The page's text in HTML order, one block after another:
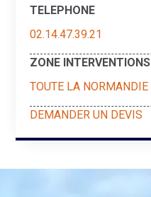
TELEPHONE
02.14.47.39.21
ZONE INTERVENTIONS
TOUTE LA NORMANDIE
DEMANDER UN DEVIS